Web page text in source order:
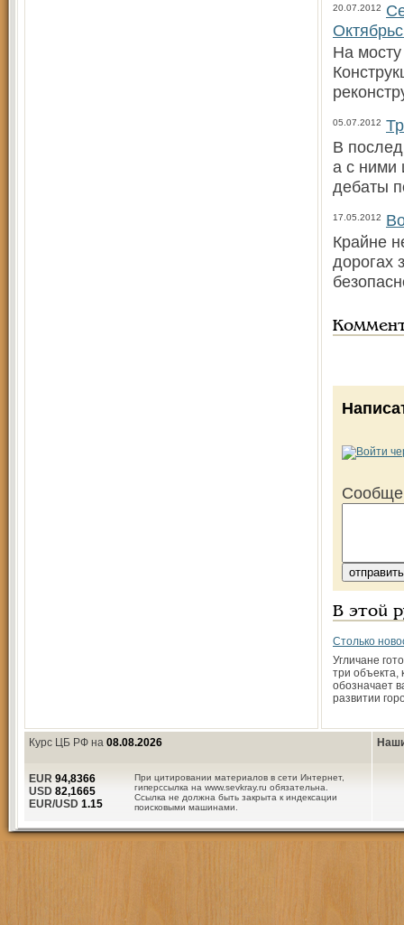
20.07.2012
На
05.07.2012
В
а с ними
дебаты
17.05.2012
Крайне
дорогах
В этой
Столько
Угличане
три объекта,
обозначает
развитии
Курс ЦБ РФ на 08.08.2026
При цитировании материалов в сети Интернет,
гиперссылка на www.sevkray.ru обязательна.
Ссылка не должна быть закрыта к индексации
поисковыми машинами.
EUR 94,8366
USD 82,1665
EUR/USD 1.15